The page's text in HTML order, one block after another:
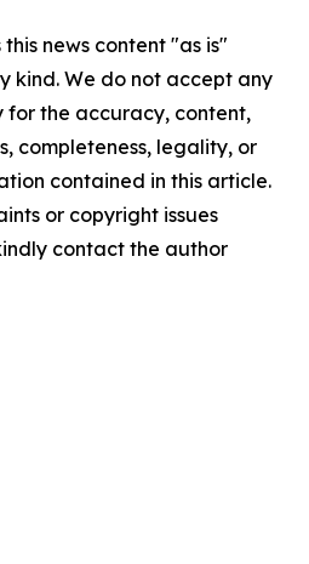
news content "as is"
kind. We do not accept any
for the accuracy, content,
completeness, legality, or
contained in this article.
or copyright issues
contact the author